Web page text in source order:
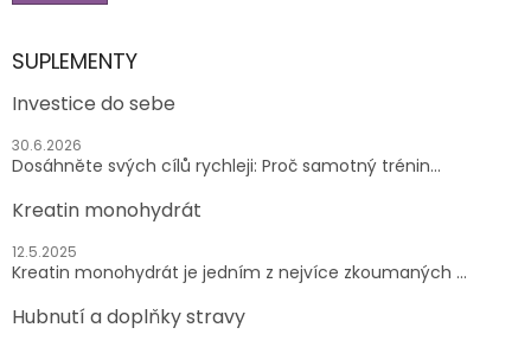
SUPLEMENTY
Investice do sebe
30.6.2026
Dosáhněte svých cílů rychleji: Proč samotný trénin...
Kreatin monohydrát
12.5.2025
Kreatin monohydrát je jedním z nejvíce zkoumaných ...
Hubnutí a doplňky stravy